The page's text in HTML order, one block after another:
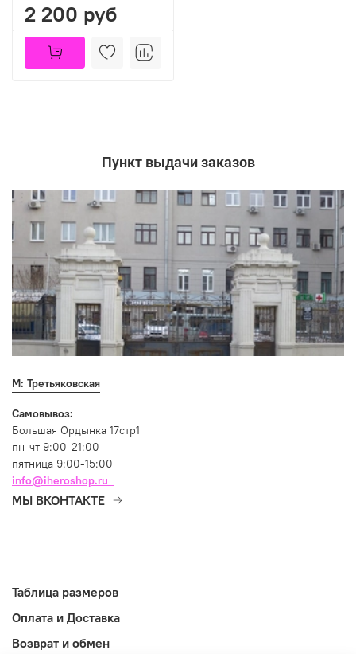
2 200 руб
Пункт выдачи заказов
М: Третьяковская
Самовывоз:
Большая Ордынка 17стр1
пн-чт 9:00-21:00
пятница 9:00-15:00
info@iheroshop.ru
МЫ ВКОНТАКТЕ
Таблица размеров
Оплата и Доставка
Возврат и обмен